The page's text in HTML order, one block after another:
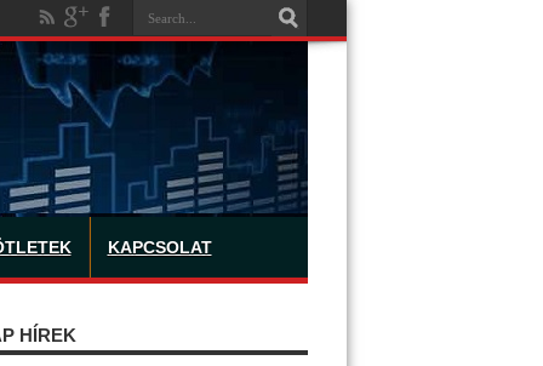
KAPCSOLAT
HÍREK